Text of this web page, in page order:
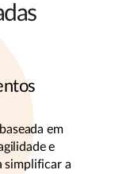
em
e
simplificar a